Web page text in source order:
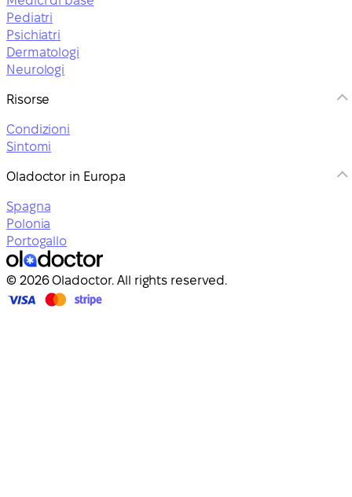
Pediatri
Psichiatri
Dermatologi
Neurologi
Risorse
Condizioni
Sintomi
Oladoctor in Europa
Spagna
Polonia
Portogallo
© 2026 Oladoctor. All rights reserved.